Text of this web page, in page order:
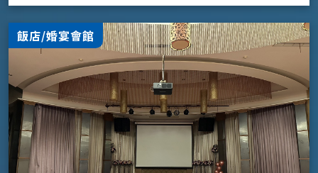
飯店/婚宴會館